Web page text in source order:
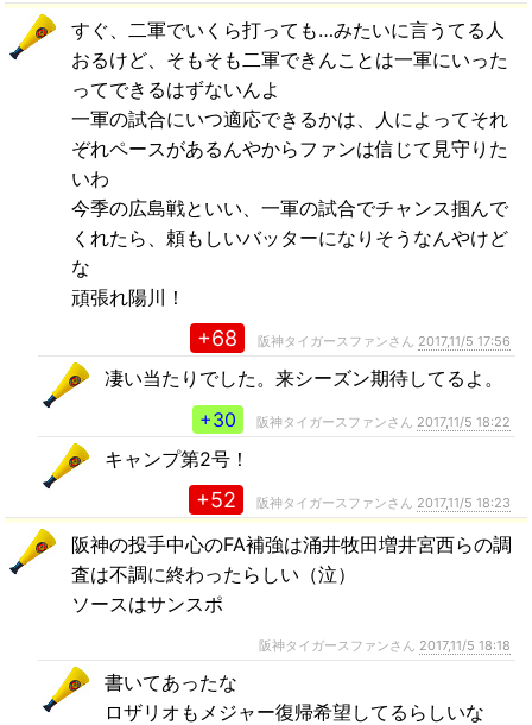
すぐ、二軍でいくら打っても…みたいに言うてる人
おるけど、そもそも二軍できんことは一軍にいった
ってできるはずないんよ
一軍の試合にいつ適応できるかは、人によってそれ
ぞれペースがあるんやからファンは信じて見守りた
いわ
今季の広島戦といい、一軍の試合でチャンス掴んで
くれたら、頼もしいバッターになりそうなんやけど
な
頑張れ陽川！
+68 阪神タイガースファンさん 2017,11/5 17:56
凄い当たりでした。来シーズン期待してるよ。
+30
阪神タイガースファンさん 2017,11/5 18:22
キャンプ第2号！
+52 阪神タイガースファンさん 2017,11/5 18:23
阪神の投手中心のFA補強は涌井牧田増井宮西らの調
査は不調に終わったらしい（泣）
ソースはサンスポ
阪神タイガースファンさん 2017,11/5 18:18
書いてあったな
ロザリオもメジャー復帰希望してるらしいな